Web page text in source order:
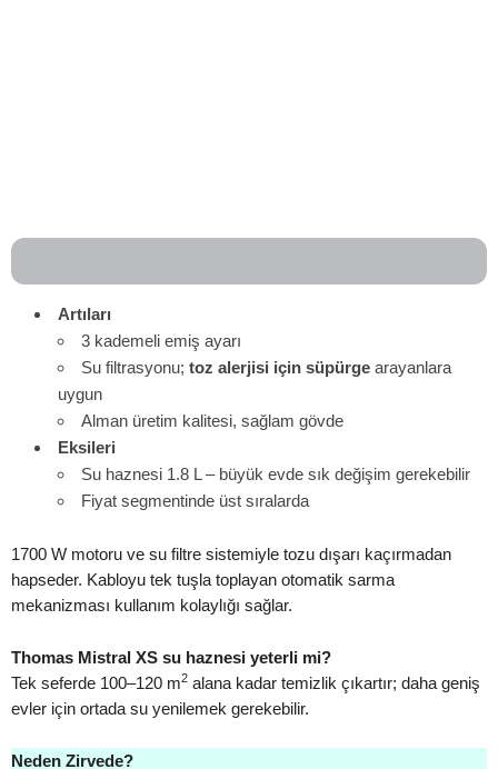
Artıları
3 kademeli emiş ayarı
Su filtrasyonu; toz alerjisi için süpürge arayanlara
uygun
Alman üretim kalitesi, sağlam gövde
Eksileri
Su haznesi 1.8 L – büyük evde sık değişim gerekebilir
Fiyat segmentinde üst sıralarda
1700 W motoru ve su filtre sistemiyle tozu dışarı kaçırmadan
hapseder. Kabloyu tek tuşla toplayan otomatik sarma
mekanizması kullanım kolaylığı sağlar.
Thomas Mistral XS su haznesi yeterli mi?
Tek seferde 100–120 m2 alana kadar temizlik çıkartır; daha geniş
evler için ortada su yenilemek gerekebilir.
Neden Zirvede?